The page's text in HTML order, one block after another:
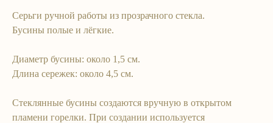
Серьги ручной работы из прозрачного стекла.
Бусины полые и лёгкие.
Диаметр бусины: около 1,5 см.
Длина сережек: около 4,5 см.
Стеклянные бусины создаются вручную в открытом
пламени горелки. При создании используется
мОи
контактЫ
+7 (993) 901-07-59
LIKE.A.GLASS.SHOP@GMAIL.COM